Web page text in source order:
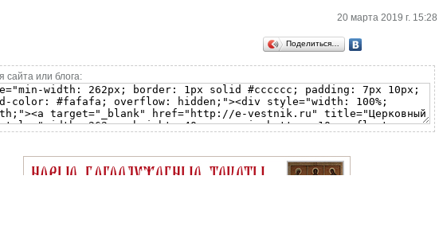
20 марта 2019 г. 15:28
Поделиться…
сайта или блога: